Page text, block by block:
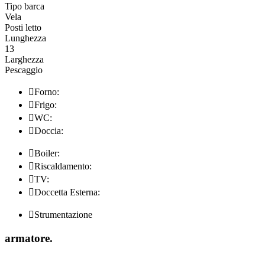
Tipo barca
Vela
Posti letto
Lunghezza
13
Larghezza
Pescaggio
Forno:
Frigo:
WC:
Doccia:
Boiler:
Riscaldamento:
TV:
Doccetta Esterna:
Strumentazione
armatore.